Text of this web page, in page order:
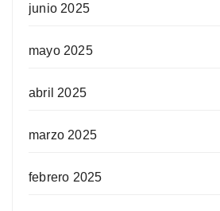
junio 2025
mayo 2025
abril 2025
marzo 2025
febrero 2025